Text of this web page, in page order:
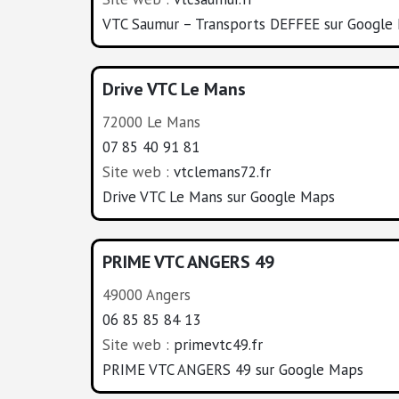
VTC Saumur – Transports DEFFEE sur Google
Drive VTC Le Mans
72000 Le Mans
07 85 40 91 81
Site web : vtclemans72.fr
Drive VTC Le Mans sur Google Maps
PRIME VTC ANGERS 49
49000 Angers
06 85 85 84 13
Site web : primevtc49.fr
PRIME VTC ANGERS 49 sur Google Maps